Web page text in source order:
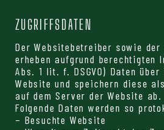
ZUGRIFFSDATEN
Der Websitebetreiber sowie
erheben aufgrund berechtigten
Abs. 1 lit. f. DSGVO) Daten
Website und speichern diese
auf dem Server der Website ab.
Folgende Daten werden so
– Besuchte Website